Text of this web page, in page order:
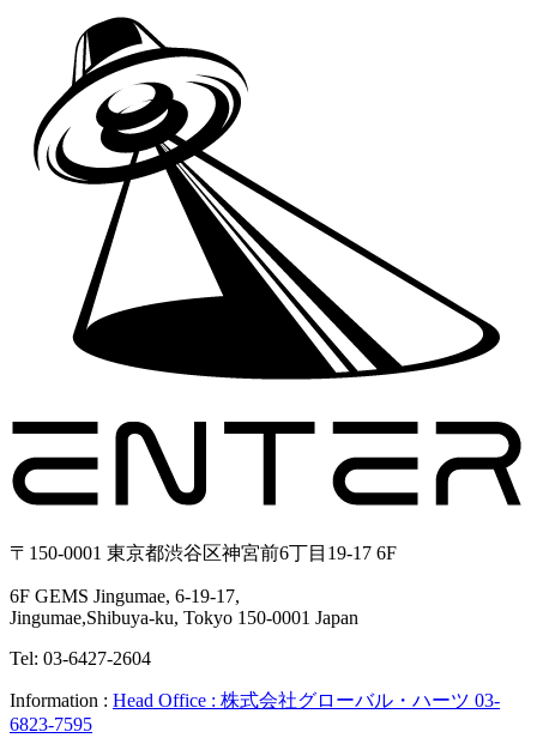
〒150-0001 東京都渋谷区神宮前6丁目19-17 6F
6F GEMS Jingumae, 6-19-17,
Jingumae,Shibuya-ku, Tokyo 150-0001 Japan
Tel: 03-6427-2604
Information : Head Office : 株式会社グローバル・ハーツ 03-
6823-7595